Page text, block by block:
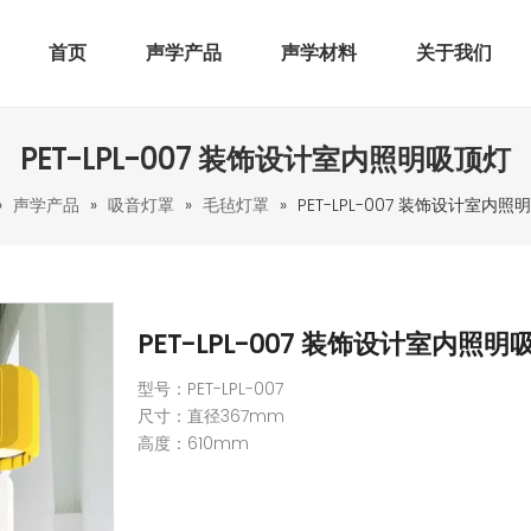
首页 声学产品 声学材料 关于我们
PET-LPL-007 装饰设计室内照明吸顶灯
声学产品 » 吸音灯罩 » 毛毡灯罩 » PET-LPL-007 装饰设计室内照
PET-LPL-007 装饰设计室内照明
型号：PET-LPL-007
尺寸：直径367mm
高度：610mm